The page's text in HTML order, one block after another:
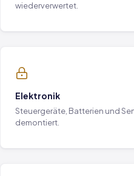
wiederverwertet.
Elektronik
Steuergeräte, Batterien und
demontiert.